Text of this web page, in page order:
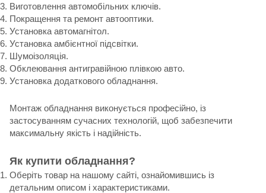
Виготовлення автомобільних ключів.
Покращення та ремонт автооптики.
Установка автомагнітол.
Установка амбієнтної підсвітки.
Шумоізоляція.
Обклеювання антигравійною плівкою авто.
Установка додаткового обладнання.
Монтаж обладнання виконується професійно, із
застосуванням сучасних технологій, щоб забезпечити
максимальну якість і надійність.
Як купити обладнання?
Оберіть товар на нашому сайті, ознайомившись із
детальним описом і характеристиками.